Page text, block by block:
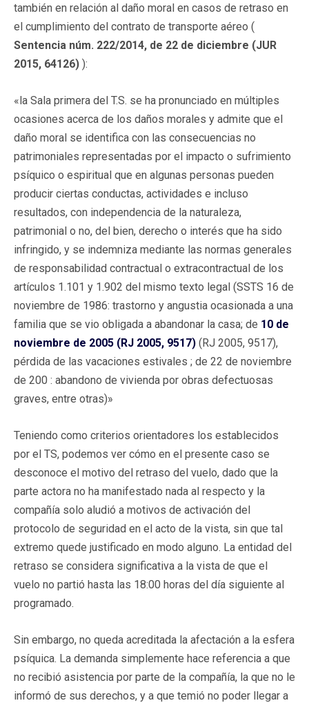
también en relación al daño moral en casos de retraso en
el cumplimiento del contrato de transporte aéreo (
Sentencia núm. 222/2014, de 22 de diciembre (JUR
2015, 64126) ):
«la Sala primera del T.S. se ha pronunciado en múltiples
ocasiones acerca de los daños morales y admite que el
daño moral se identifica con las consecuencias no
patrimoniales representadas por el impacto o sufrimiento
psíquico o espiritual que en algunas personas pueden
producir ciertas conductas, actividades e incluso
resultados, con independencia de la naturaleza,
patrimonial o no, del bien, derecho o interés que ha sido
infringido, y se indemniza mediante las normas generales
de responsabilidad contractual o extracontractual de los
artículos 1.101 y 1.902 del mismo texto legal (SSTS 16 de
noviembre de 1986: trastorno y angustia ocasionada a una
familia que se vio obligada a abandonar la casa; de 10 de
noviembre de 2005 (RJ 2005, 9517) (RJ 2005, 9517),
pérdida de las vacaciones estivales ; de 22 de noviembre
de 200 : abandono de vivienda por obras defectuosas
graves, entre otras)»
Teniendo como criterios orientadores los establecidos
por el TS, podemos ver cómo en el presente caso se
desconoce el motivo del retraso del vuelo, dado que la
parte actora no ha manifestado nada al respecto y la
compañía solo aludió a motivos de activación del
protocolo de seguridad en el acto de la vista, sin que tal
extremo quede justificado en modo alguno. La entidad del
retraso se considera significativa a la vista de que el
vuelo no partió hasta las 18:00 horas del día siguiente al
programado.
Sin embargo, no queda acreditada la afectación a la esfera
psíquica. La demanda simplemente hace referencia a que
no recibió asistencia por parte de la compañía, la que no le
informó de sus derechos, y a que temió no poder llegar a